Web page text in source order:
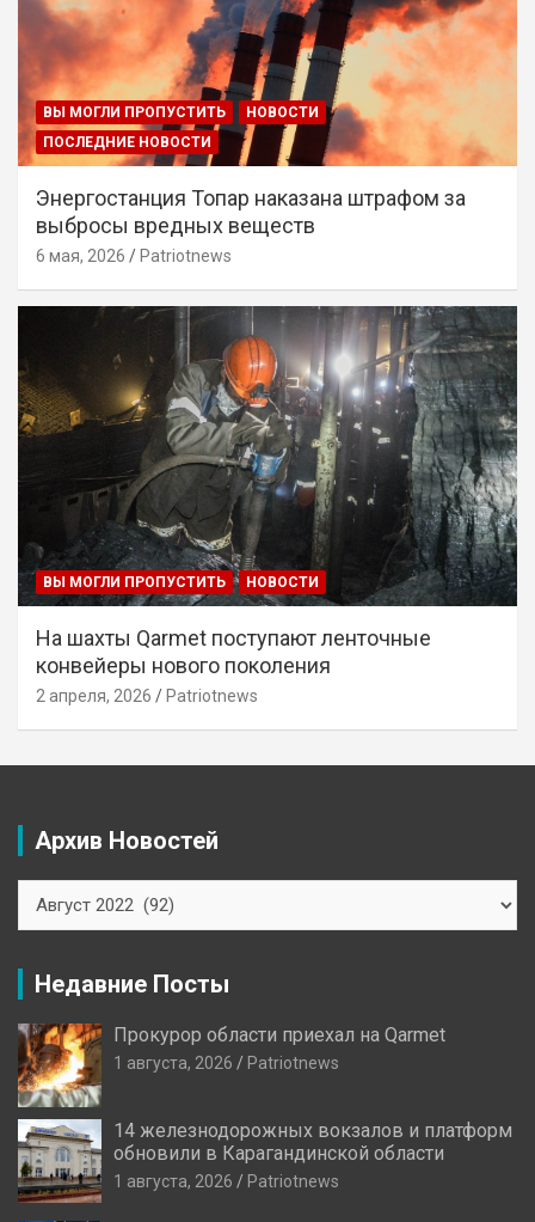
ВЫ МОГЛИ ПРОПУСТИТЬ
НОВОСТИ
ПОСЛЕДНИЕ НОВОСТИ
Энергостанция Топар наказана штрафом за
выбросы вредных веществ
6 мая, 2026 Patriotnews
ВЫ МОГЛИ ПРОПУСТИТЬ НОВОСТИ
На шахты Qarmet поступают ленточные
конвейеры нового поколения
2 апреля, 2026 Patriotnews
Архив Новостей
Новостей
Недавние Посты
Прокурор области приехал на Qarmet
1 августа, 2026 Patriotnews
14 железнодорожных вокзалов и платформ
обновили в Карагандинской области
1 августа, 2026 Patriotnews